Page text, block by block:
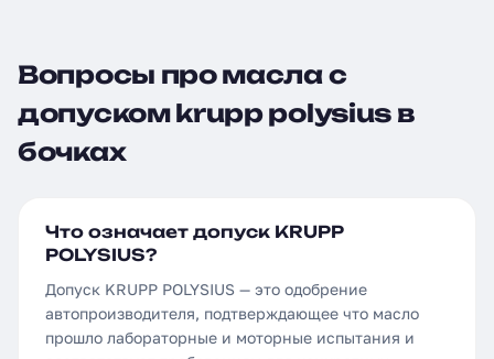
Вопросы про масла с
допуском krupp polysius в
бочках
Что означает допуск KRUPP
POLYSIUS?
Допуск KRUPP POLYSIUS — это одобрение
автопроизводителя, подтверждающее что масло
прошло лабораторные и моторные испытания и